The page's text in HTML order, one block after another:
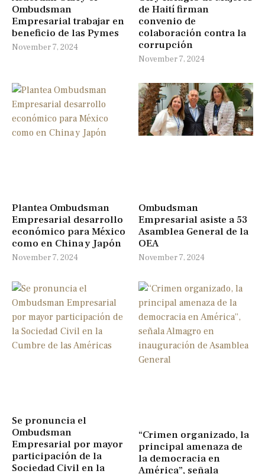
Ombudsman
Empresarial trabajar en
beneficio de las Pymes
November 7, 2024
de Haití firman
convenio de
colaboración contra la
corrupción
November 7, 2024
Plantea Ombudsman
Empresarial desarrollo
económico para México
como en China y Japón
November 7, 2024
Ombudsman
Empresarial asiste a 53
Asamblea General de la
OEA
November 7, 2024
Se pronuncia el
Ombudsman
Empresarial por mayor
participación de la
Sociedad Civil en la
“Crimen organizado, la
principal amenaza de
la democracia en
América”, señala